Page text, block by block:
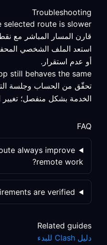
Troubleshooting
selected route is slower
قارن المسار المباشر مع
استعد الملف الشخصي
أو عدم استقرار.
still behaves the same
الخدمة بشكل منفصل؛ تغيير
FAQ
always improve
remote work?
are verified?
Related guides
دليل Clash للبدء